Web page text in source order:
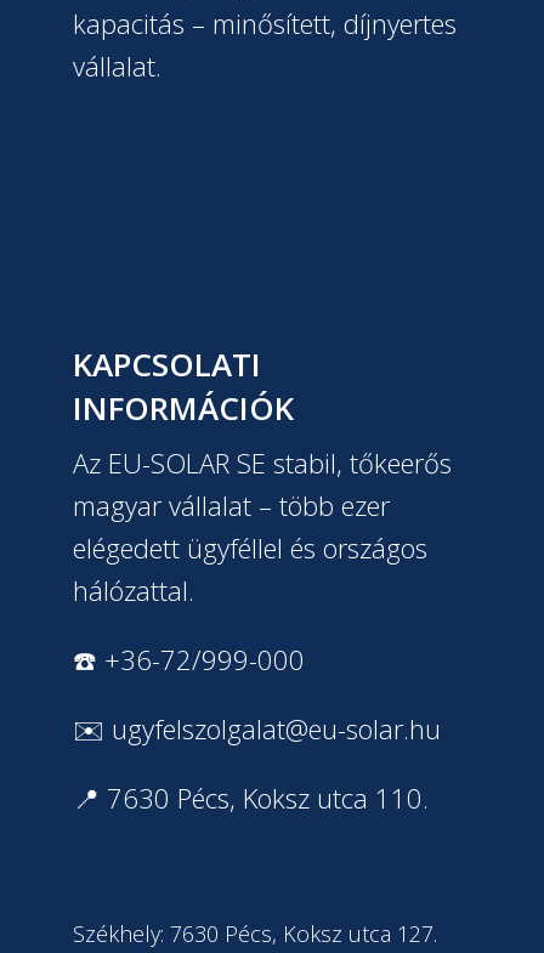
kapacitás – minősített, díjnyertes
vállalat.
KAPCSOLATI
INFORMÁCIÓK
Az EU-SOLAR SE stabil, tőkeerős
magyar vállalat – több ezer
elégedett ügyféllel és országos
hálózattal.
☎️ +36-72/999-000
✉️ ugyfelszolgalat@eu-solar.hu
📍 7630 Pécs, Koksz utca 110.
Székhely: 7630 Pécs, Koksz utca 127.